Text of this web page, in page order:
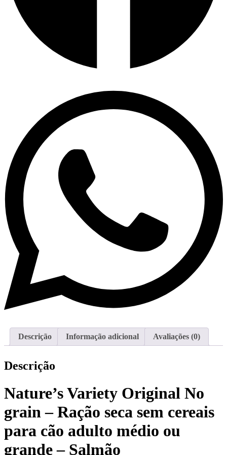
Descrição Informação adicional Avaliações (0)
Descrição
Nature’s Variety Original No
grain – Ração seca sem cereais
para cão adulto médio ou
grande – Salmão